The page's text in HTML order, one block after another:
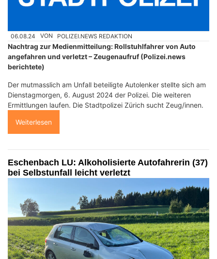
06.08.24 VON POLIZEI.NEWS REDAKTION
Nachtrag zur Medienmitteilung: Rollstuhlfahrer von Auto
angefahren und verletzt – Zeugenaufruf (Polizei.news
berichtete)
Der mutmasslich am Unfall beteiligte Autolenker stellte sich am
Dienstagmorgen, 6. August 2024 der Polizei. Die weiteren
Ermittlungen laufen. Die Stadtpolizei Zürich sucht Zeug/innen.
Weiterlesen
Eschenbach LU: Alkoholisierte Autofahrerin (37)
bei Selbstunfall leicht verletzt